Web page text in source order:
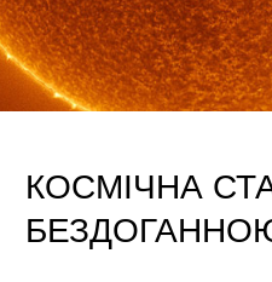
КОСМІЧНА